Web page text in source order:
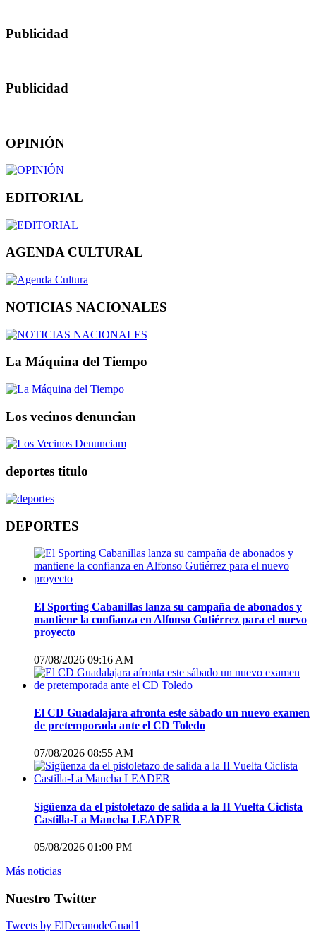
Publicidad
Publicidad
OPINIÓN
EDITORIAL
AGENDA CULTURAL
NOTICIAS NACIONALES
La Máquina del Tiempo
Los vecinos denuncian
deportes titulo
DEPORTES
El Sporting Cabanillas lanza su campaña de abonados y
mantiene la confianza en Alfonso Gutiérrez para el nuevo
proyecto
07/08/2026 09:16 AM
El CD Guadalajara afronta este sábado un nuevo examen
de pretemporada ante el CD Toledo
07/08/2026 08:55 AM
Sigüenza da el pistoletazo de salida a la II Vuelta Ciclista
Castilla-La Mancha LEADER
05/08/2026 01:00 PM
Más noticias
Nuestro Twitter
Tweets by ElDecanodeGuad1